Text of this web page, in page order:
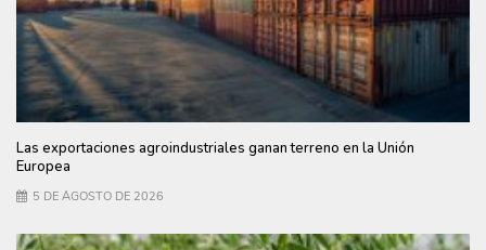
Las exportaciones agroindustriales ganan terreno en la Unión
Europea
5 DE AGOSTO DE 2026